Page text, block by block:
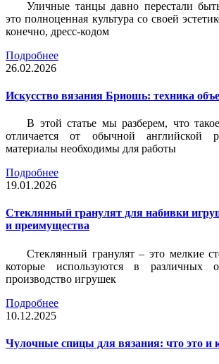
Уличные танцы давно перестали
это полноценная культура со своей
конечно, дресс-кодом
Подробнее
26.02.2026
Искусство вязания Бриошь: техника
В этой статье мы разберем, что
отличается от обычной английской
материалы необходимы для работы
Подробнее
19.01.2026
Стеклянный гранулят для набивки
и преимущества
Стеклянный гранулят – это мелкие
которые используются в различных
производство игрушек
Подробнее
10.12.2025
Чулочные спицы для вязания: что это и